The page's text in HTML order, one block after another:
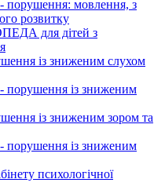
порушення: мовлення, з
розвитку
для дітей з
із зниженим слухом
порушення із зниженим
із зниженим зором та
порушення із зниженим
психологічної